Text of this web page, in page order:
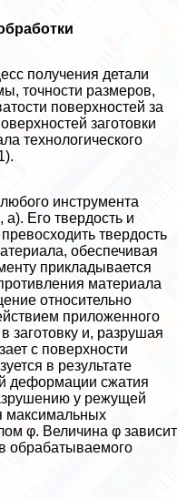
получения детали
точности размеров,
поверхностей за
заготовки
технологического
инструмента
Его твердость и
твердость
обеспечивая
прикладывается
материала
относительно
приложенного
заготовку и, разрушая
с поверхности
в результате
деформации сжатия
у режущей
максимальных
φ. Величина φ зависит
обpaбатываемого